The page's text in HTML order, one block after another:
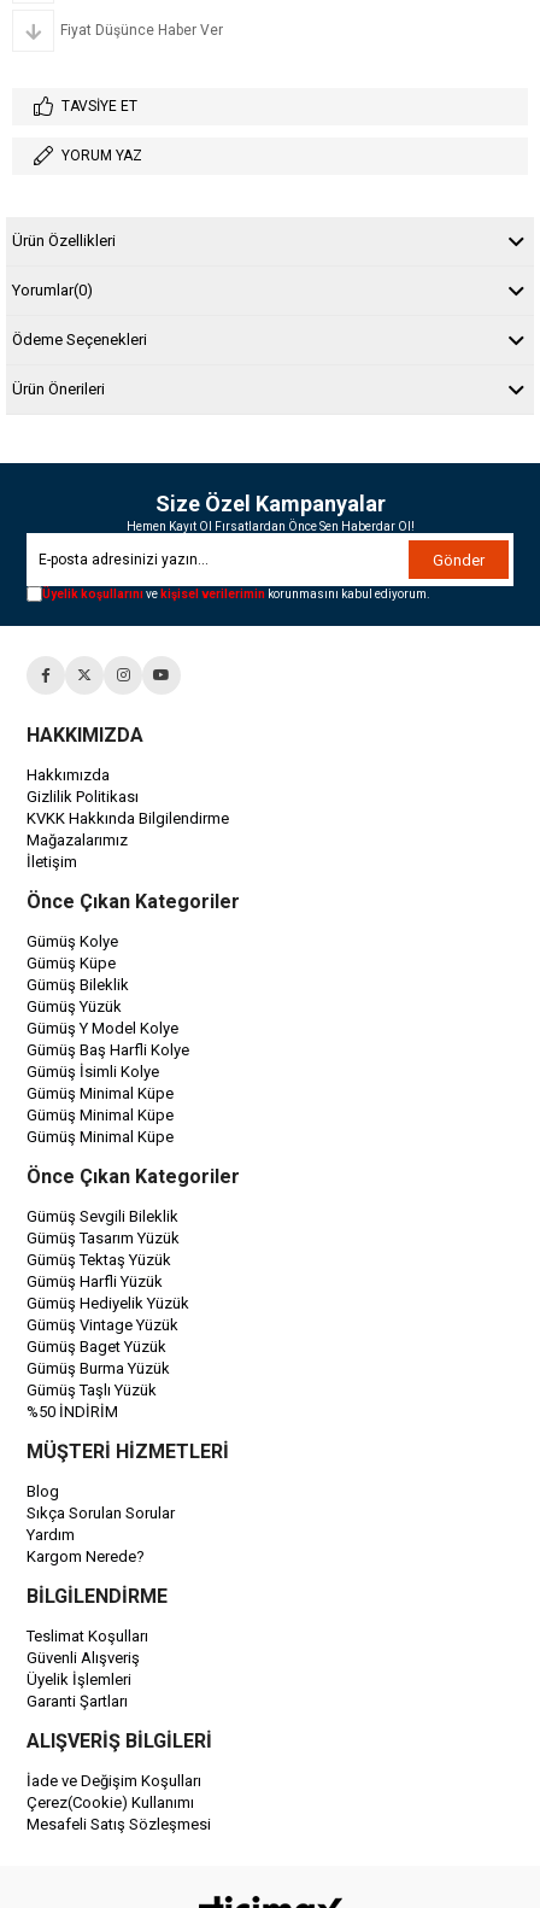
Fiyat Düşünce Haber Ver
TAVSIYE ET
YORUM YAZ
Ürün Özellikleri
Yorumlar(0)
Ödeme Seçenekleri
Ürün Önerileri
Size Özel Kampanyalar
Hemen Kayıt Ol Fırsatlardan Önce Sen Haberdar Ol!
Gönder
Üyelik koşullarınıve kişisel verilerimin korunmasını kabul ediyorum.
HAKKIMIZDA
Hakkımızda
Gizlilik Politikası
KVKK Hakkında Bilgilendirme
Mağazalarımız
İletişim
Önce Çıkan Kategoriler
Gümüş Kolye
Gümüş Küpe
Gümüş Bileklik
Gümüş Yüzük
Gümüş Y Model Kolye
Gümüş Baş Harfli Kolye
Gümüş İsimli Kolye
Gümüş Minimal Küpe
Gümüş Minimal Küpe
Gümüş Minimal Küpe
Önce Çıkan Kategoriler
Gümüş Sevgili Bileklik
Gümüş Tasarım Yüzük
Gümüş Tektaş Yüzük
Gümüş Harfli Yüzük
Gümüş Hediyelik Yüzük
Gümüş Vintage Yüzük
Gümüş Baget Yüzük
Gümüş Burma Yüzük
Gümüş Taşlı Yüzük
%50 İNDİRİM
MÜŞTERİ HİZMETLERİ
Blog
Sıkça Sorulan Sorular
Yardım
Kargom Nerede?
BİLGİLENDİRME
Teslimat Koşulları
Güvenli Alışveriş
Üyelik İşlemleri
Garanti Şartları
ALIŞVERİŞ BİLGİLERİ
İade ve Değişim Koşulları
Çerez(Cookie) Kullanımı
Mesafeli Satış Sözleşmesi